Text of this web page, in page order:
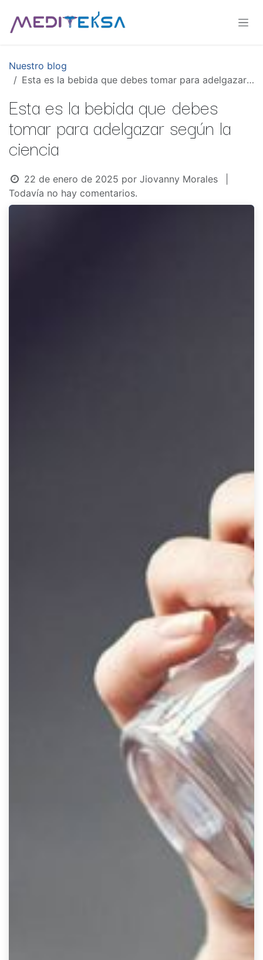
Nuestro blog
Esta es la bebida que debes tomar para adelgazar según la ciencia
Esta es la bebida que debes
tomar para adelgazar según la
ciencia
22 de enero de 2025 por Jiovanny Morales
Todavía no hay comentarios.